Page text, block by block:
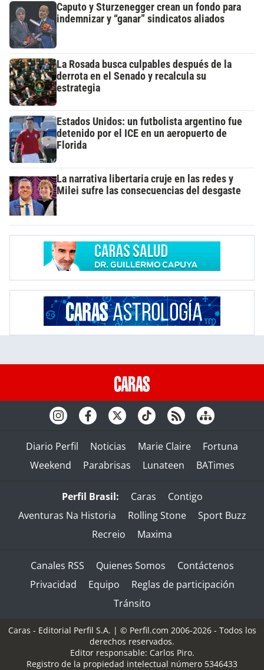
Caputo y Sturzenegger crean un fondo para
indemnizar y “ganar” sindicatos aliados
La Rosada busca culpables después de la
derrota en el Senado y recalcula su
estrategia
Estados Unidos: un futbolista argentino fue
detenido por el ICE en un aeropuerto de
Florida
La narrativa libertaria cruje en las redes y
Milei sufre las consecuencias del desgaste
Diario Perfil Noticias Marie Claire
Fortuna
Weekend
Parabrisas Lunateen BATimes
Perfil Brasil: Caras
Contigo
Aventuras Na Historia
Rolling Stone
Sport Buzz
Recreio
Maxima
Canales RSS Quienes Somos
Contáctenos
Privacidad
Equipo
Reglas de participación
Tránsito
Caras - Editorial Perfil S.A. | © Perfil.com 2006-2026 - Todos los
derechos reservados.
Editor responsable: Carlos Piro.
Registro de la propiedad intelectual número 5346433